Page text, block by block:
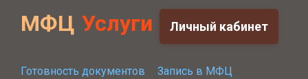
МФЦ Услуги Личный кабинет
Готовность документов
Запись в МФЦ